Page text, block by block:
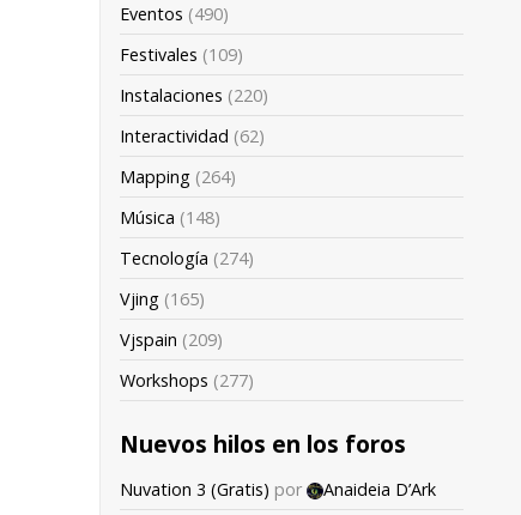
Eventos (490)
Festivales (109)
Instalaciones (220)
Interactividad (62)
Mapping (264)
Música (148)
Tecnología (274)
Vjing (165)
Vjspain (209)
Workshops (277)
Nuevos hilos en los foros
Nuvation 3 (Gratis) por
Anaideia D’Ark